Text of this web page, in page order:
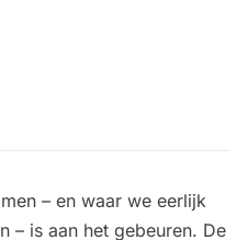
– en waar we eerlijk
– is aan het gebeuren. De